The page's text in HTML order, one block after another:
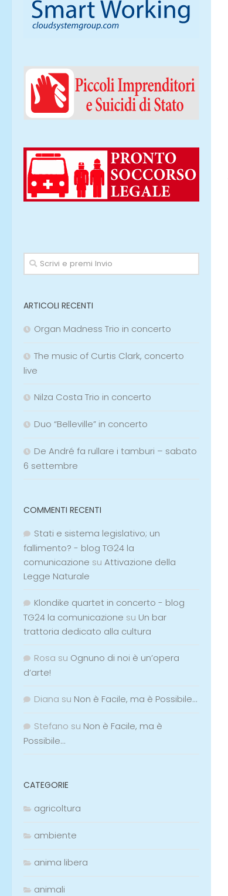
ARTICOLI RECENTI
Organ Madness Trio in concerto
The music of Curtis Clark, concerto
live
Nilza Costa Trio in concerto
Duo “Belleville” in concerto
De André fa rullare i tamburi – sabato
6 settembre
COMMENTI RECENTI
Stati e sistema legislativo; un
fallimento? - blog TG24 la
comunicazione su Attivazione della
Legge Naturale
Klondike quartet in concerto - blog
TG24 la comunicazione su Un bar
trattoria dedicato alla cultura
Rosa su Ognuno di noi è un’opera
d’arte!
Diana su Non è Facile, ma è Possibile…
Stefano su Non è Facile, ma è
Possibile…
CATEGORIE
agricoltura
ambiente
anima libera
animali